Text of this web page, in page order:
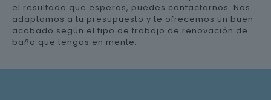
el resultado que esperas, puedes contactarnos. Nos
adaptamos a tu presupuesto y te ofrecemos un buen
acabado según el tipo de trabajo de renovación de
baño que tengas en mente.